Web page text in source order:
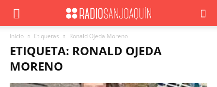
Inicio Etiquetas Ronald Ojeda Moreno
ETIQUETA: RONALD OJEDA
MORENO